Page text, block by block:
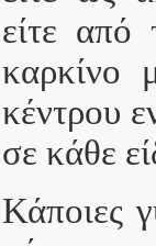
είτε από
καρκίνο
κέντρου
σε κάθε
Κάποιες